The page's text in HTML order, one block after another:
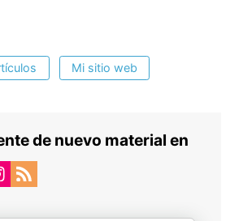
Mi sitio web
de nuevo material en